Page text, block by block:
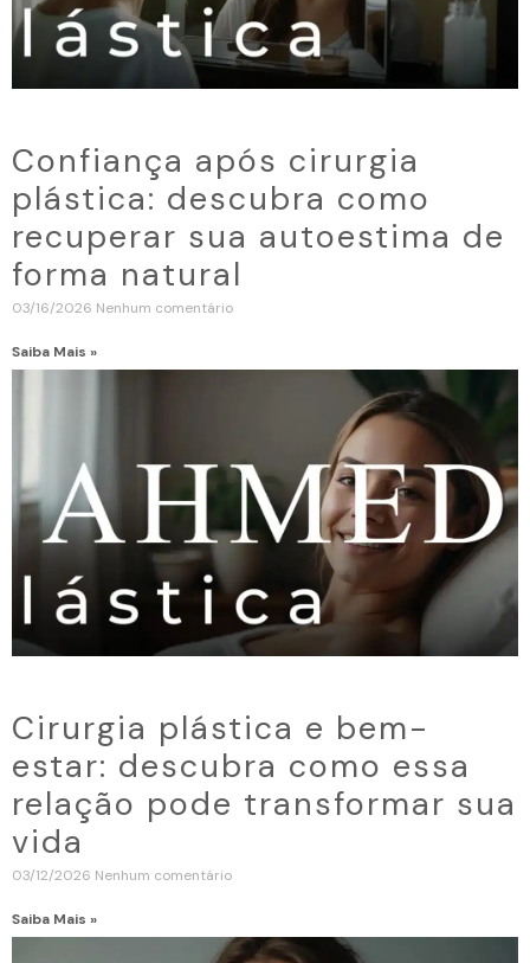
Confiança após cirurgia
plástica: descubra como
recuperar sua autoestima de
forma natural
03/16/2026 Nenhum comentário
Saiba Mais »
Cirurgia plástica e bem-
estar: descubra como essa
relação pode transformar sua
vida
03/12/2026 Nenhum comentário
Saiba Mais »